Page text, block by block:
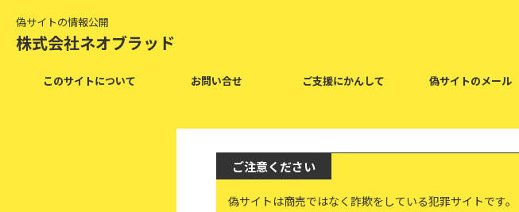
偽サイトの情報公開
株式会社ネオブラッド
このサイトについて お問い合せ ご支援にかんして 偽サイトのメール
ご注意ください
偽サイトは商売ではなく詐欺をしている犯罪サイトです。